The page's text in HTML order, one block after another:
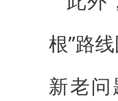
根”路
新老